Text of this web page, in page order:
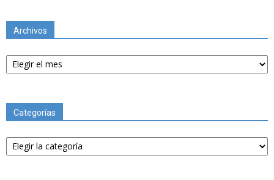
Archivos
Archivos
Categorías
Categorías